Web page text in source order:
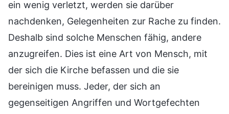
ein wenig verletzt, werden sie darüber
nachdenken, Gelegenheiten zur Rache zu finden.
Deshalb sind solche Menschen fähig, andere
anzugreifen. Dies ist eine Art von Mensch, mit
der sich die Kirche befassen und die sie
bereinigen muss. Jeder, der sich an
gegenseitigen Angriffen und Wortgefechten